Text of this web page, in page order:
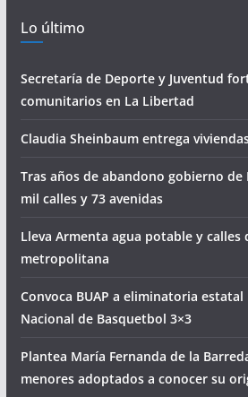
Lo último
Secretaría de Deporte y Juventud
comunitarios en La Libertad
Claudia Sheinbaum entrega
Tras años de abandono gobierno
mil calles y 73 avenidas
Lleva Armenta agua potable y calles
metropolitana
Convoca BUAP a eliminatoria estatal
Nacional de Basquetbol 3×3
Plantea María Fernanda de la
menores adoptados a conocer su